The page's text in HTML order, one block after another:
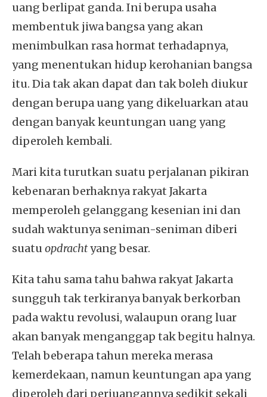
uang berlipat ganda. Ini berupa usaha
membentuk jiwa bangsa yang akan
menimbulkan rasa hormat terhadapnya,
yang menentukan hidup kerohanian bangsa
itu. Dia tak akan dapat dan tak boleh diukur
dengan berupa uang yang dikeluarkan atau
dengan banyak keuntungan uang yang
diperoleh kembali.
Mari kita turutkan suatu perjalanan pikiran
kebenaran berhaknya rakyat Jakarta
memperoleh gelanggang kesenian ini dan
sudah waktunya seniman-seniman diberi
suatuopdrachtyang besar.
Kita tahu sama tahu bahwa rakyat Jakarta
sungguh tak terkiranya banyak berkorban
pada waktu revolusi, walaupun orang luar
akan banyak menganggap tak begitu halnya.
Telah beberapa tahun mereka merasa
kemerdekaan, namun keuntungan apa yang
diperoleh dari perjuangannya sedikit sekali